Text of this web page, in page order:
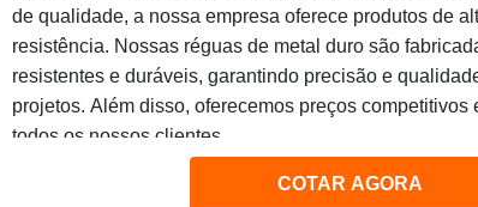
de qualidade, a nossa empresa oferece produtos de
resistência. Nossas réguas de metal duro são
resistentes e duráveis, garantindo precisão e
projetos. Além disso, oferecemos preços competitivos
todos os nossos clientes.
COTAR AGORA